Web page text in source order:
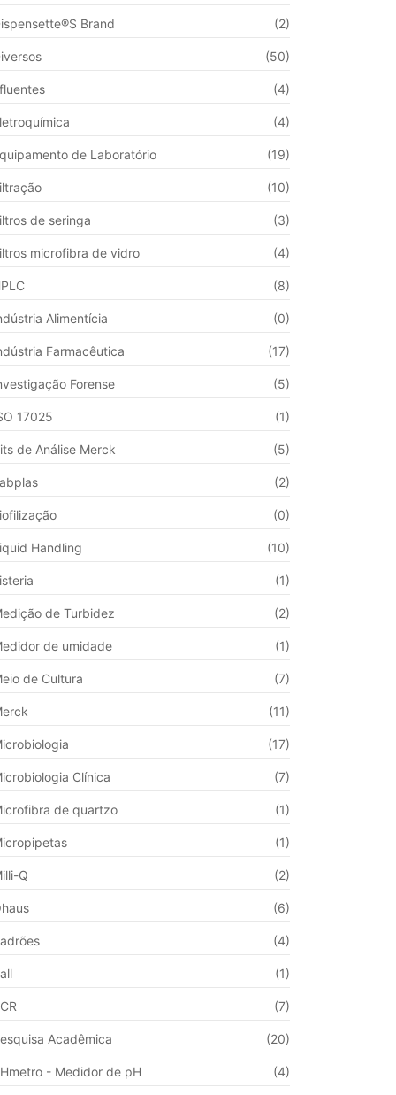
Brand (2)
(50)
(4)
(4)
de Laboratório (19)
(10)
de seringa (3)
microfibra de vidro (4)
(8)
Alimentícia (0)
Farmacêutica (17)
Forense (5)
17025 (1)
de Análise Merck (5)
(2)
(0)
Handling (10)
(1)
de Turbidez (2)
de umidade (1)
de Cultura (7)
(11)
(17)
Clínica (7)
de quartzo (1)
(1)
Q (2)
(6)
(4)
(1)
(7)
Acadêmica (20)
- Medidor de pH (4)